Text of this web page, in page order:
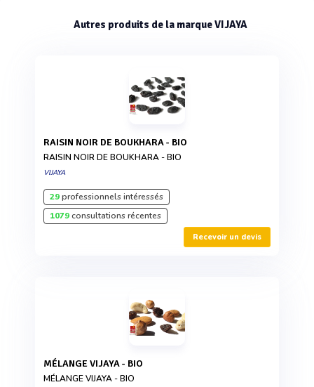
Autres produits de la marque VIJAYA
RAISIN NOIR DE BOUKHARA - BIO
RAISIN NOIR DE BOUKHARA - BIO
VIJAYA
29professionnels intéressés
1079consultations récentes
Recevoir un devis
MÉLANGE VIJAYA - BIO
MÉLANGE VIJAYA - BIO